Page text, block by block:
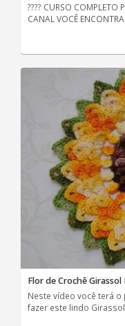
???? CURSO COMPLETO
CANAL VOCÊ
Flor de Crochê Girassol
Neste vídeo você terá
fazer este lindo